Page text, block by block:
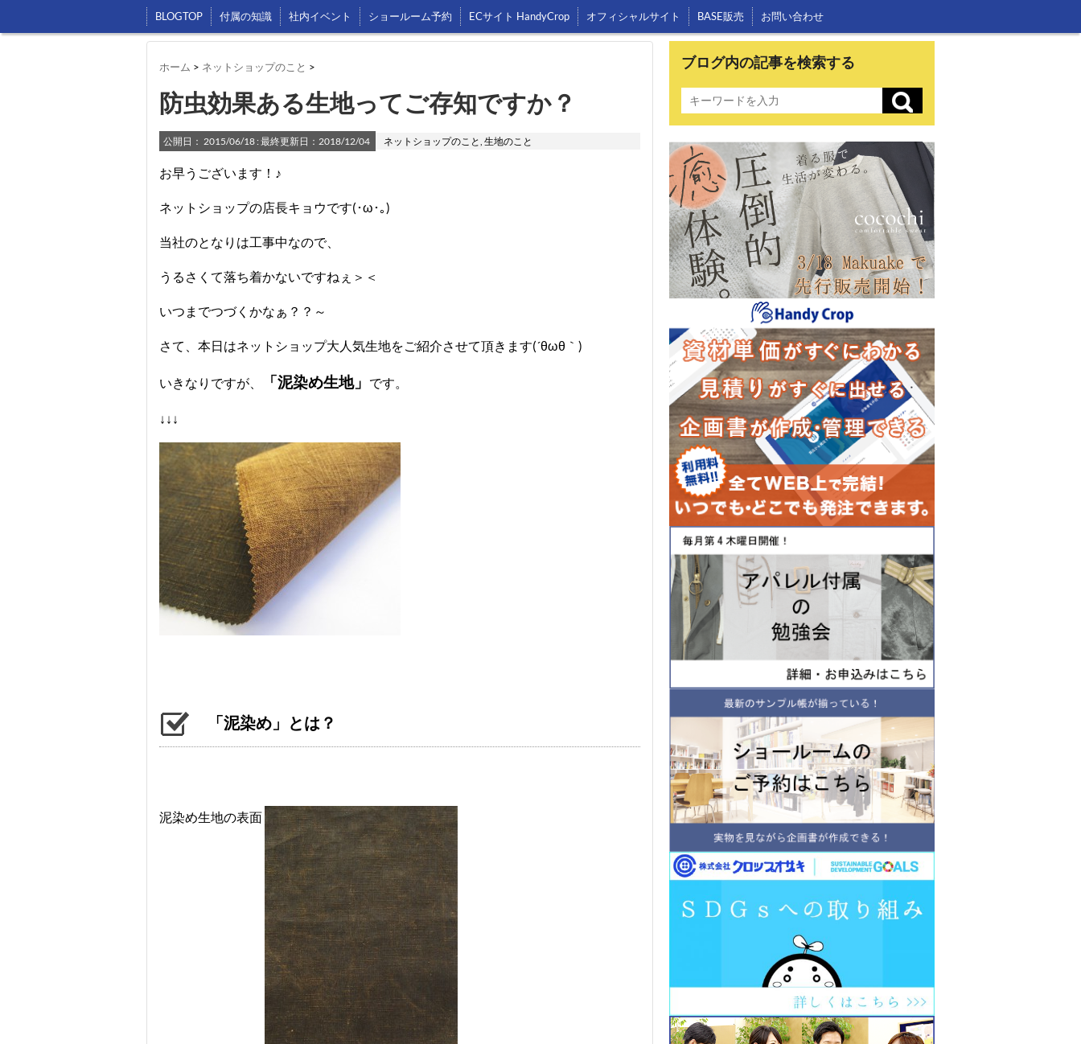
BLOGTOP 付属の知識 社内イベント ショールーム予約 ECサイト HandyCrop オフィシャルサイト BASE販売 お問い合わせ
ホーム > ネットショップのこと >
防虫効果ある生地ってご存知ですか？
公開日： 2015/06/18 : 最終更新日：2018/12/04 ネットショップのこと, 生地のこと
お早うございます！♪
ネットショップの店長キョウです(･ω･｡)
当社のとなりは工事中なので、
うるさくて落ち着かないですねぇ＞＜
いつまでつづくかなぁ？？～
さて、本日はネットショップ大人気生地をご紹介させて頂きます(´θωθ｀)
いきなりですが、 「泥染め生地」 です。
↓↓↓
「泥染め」とは？
泥染め生地の表面
ブログ内の記事を検索する